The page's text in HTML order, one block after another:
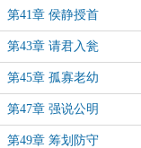
第41章 侯静授首
第43章 请君入瓮
第45章 孤寡老幼
第47章 强说公明
第49章 筹划防守